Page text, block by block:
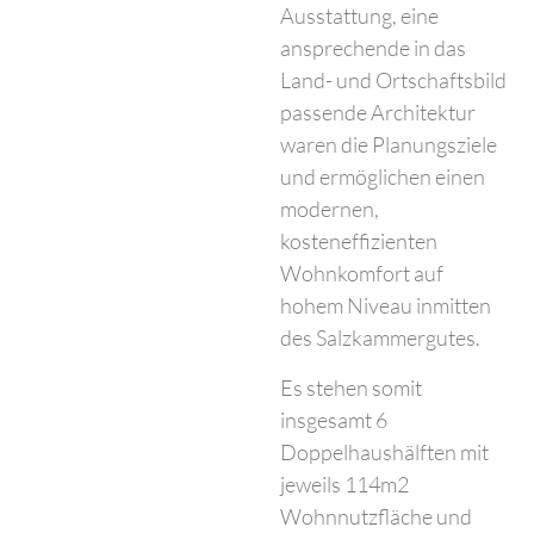
Ausstattung, eine
ansprechende in das
Land- und Ortschaftsbild
passende Architektur
waren die Planungsziele
und ermöglichen einen
modernen,
kosteneffizienten
Wohnkomfort auf
hohem Niveau inmitten
des Salzkammergutes.
Es stehen somit
insgesamt 6
Doppelhaushälften mit
jeweils 114m2
Wohnnutzfläche und